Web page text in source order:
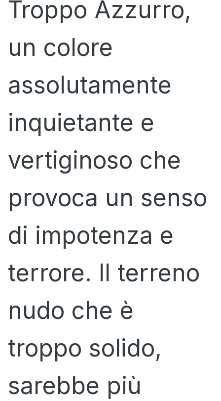
Troppo Azzurro,
un colore
assolutamente
inquietante e
vertiginoso che
provoca un senso
di impotenza e
terrore. Il terreno
nudo che è
troppo solido,
sarebbe più